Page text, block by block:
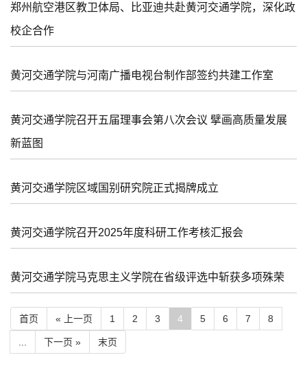
郑州航空港区教卫体局、比亚迪共赴黄河交通学院，深化政
校企合作
黄河交通学院与河南广播电视台制作部签约共建工作室
黄河交通学院召开五届理事会第八次会议 擘画高质量发展
新蓝图
黄河交通学院区域国别研究院正式揭牌成立
黄河交通学院召开2025年度科研工作考核汇报会
黄河交通学院马克思主义学院在省级评选中斩获多项殊荣
首页 « 上一页 1 2 3 4 5 6 7 8
下一页 » 末页